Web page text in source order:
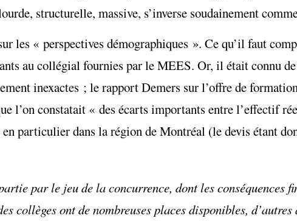
structurelle, massive, s’inverse soudainement
les « perspectives démographiques ». Ce qu’il faut
au collégial fournies par le MEES. Or, il était connu
inexactes ; le rapport Demers sur l’offre de
l’on constatait « des écarts importants entre l’effectif
particulier dans la région de Montréal (le devis étant
par le jeu de la concurrence, dont les conséquences
collèges ont de nombreuses places disponibles, d’autres